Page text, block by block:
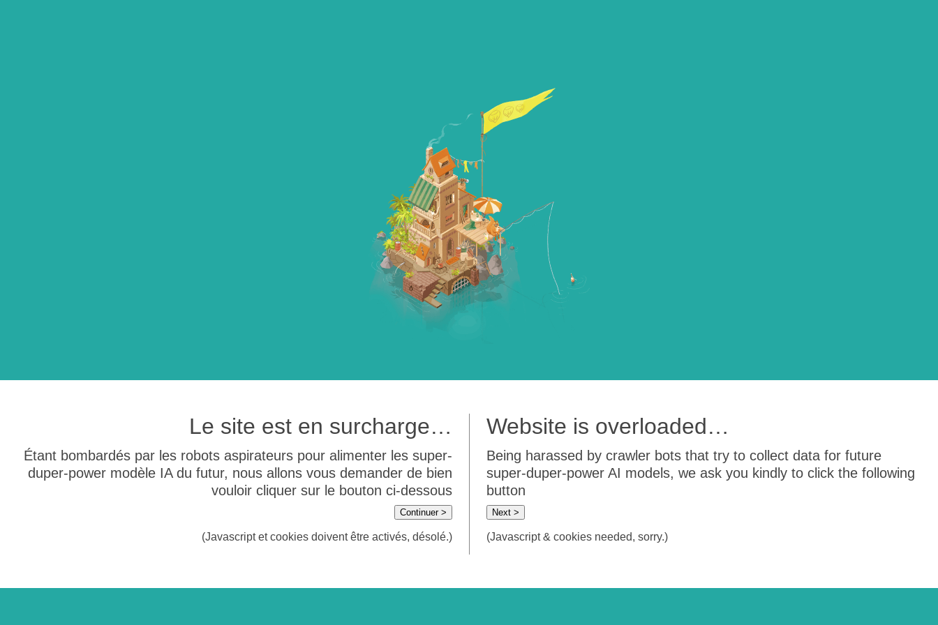
Le site est en surcharge…
Étant bombardés par les robots aspirateurs pour alimenter les super-
duper-power modèle IA du futur, nous allons vous demander de bien
vouloir cliquer sur le bouton ci-dessous
Continuer >
(Javascript et cookies doivent être activés, désolé.)
Website is overloaded…
Being harassed by crawler bots that try to collect data for future
super-duper-power AI models, we ask you kindly to click the following
button
Next >
(Javascript & cookies needed, sorry.)